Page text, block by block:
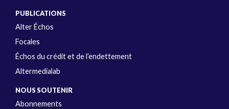
PUBLICATIONS
Alter Échos
Focales
Échos du crédit et de l’endettement
Altermedialab
NOUS SOUTENIR
Abonnements